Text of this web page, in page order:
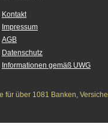
Kontakt
Impressum
AGB
Datenschutz
Informationen gemäß UWG
für über 1081 Banken,